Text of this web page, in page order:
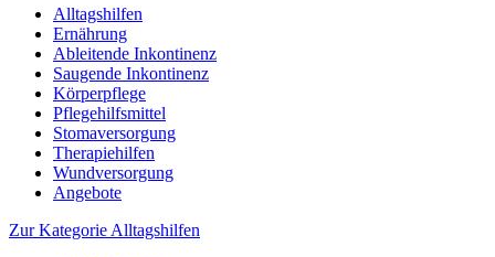
Alltagshilfen
Ernährung
Ableitende Inkontinenz
Saugende Inkontinenz
Körperpflege
Pflegehilfsmittel
Stomaversorgung
Therapiehilfen
Wundversorgung
Angebote
Zur Kategorie Alltagshilfen